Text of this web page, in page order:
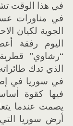
في هذا الوقت
في مناورات
الجوية لكيان
اليوم رفقة
“رشاوي” قطرية
الذي تدك
في سوريا في
فيها كقوة
يصمت عندما
أرض سوريا